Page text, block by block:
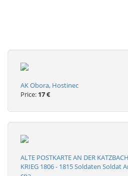
AK Obora, Hostinec
Price: 17 €
ALTE POSTKARTE AN DER
KRIEG 1806 - 1815 Soldaten Soldat